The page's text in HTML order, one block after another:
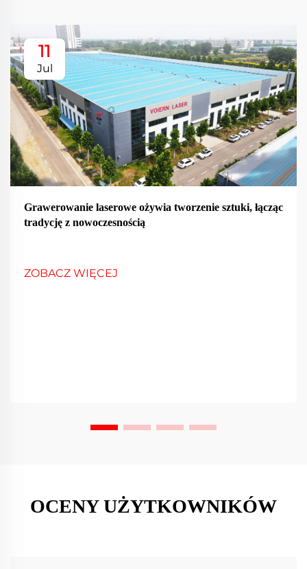
11
Jul
Grawerowanie laserowe ożywia tworzenie sztuki, łącząc
tradycję z nowoczesnością
ZOBACZ WIĘCEJ
OCENY UŻYTKOWNIKÓW